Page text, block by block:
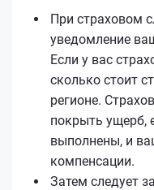
При страховом
уведомление
Если у вас
сколько стоит
регионе.
покрыть ущерб,
выполнены, и
компенсации.
Затем следует